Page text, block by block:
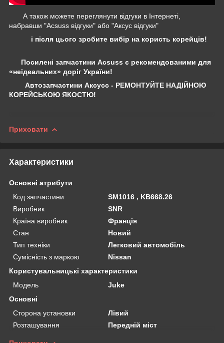
А також можете переглянути відгуки в Інтернеті,
набравши "Acsuss відгуки" або "Аксус відгуки"
і після цього зробите вибір на користь корейців!
Посилені запчастини Acsuss є рекомендованими для
«неідеальних» доріг України!
Автозапчастини Аксусс - РЕМОНТУЙТЕ НАДІЙНОЮ
КОРЕЙСЬКОЮ ЯКОСТЮ!
Приховати
Характеристики
Основні атрибути
Код запчастини
SM1016 , KB668.26
Виробник
SNR
Країна виробник
Франція
Стан
Новий
Тип техніки
Легковий автомобіль
Сумісність з маркою
Nissan
Користувальницькі характеристики
Мoдель
Juke
Основні
Сторона установки
Лівий
Розташування
Передній міст